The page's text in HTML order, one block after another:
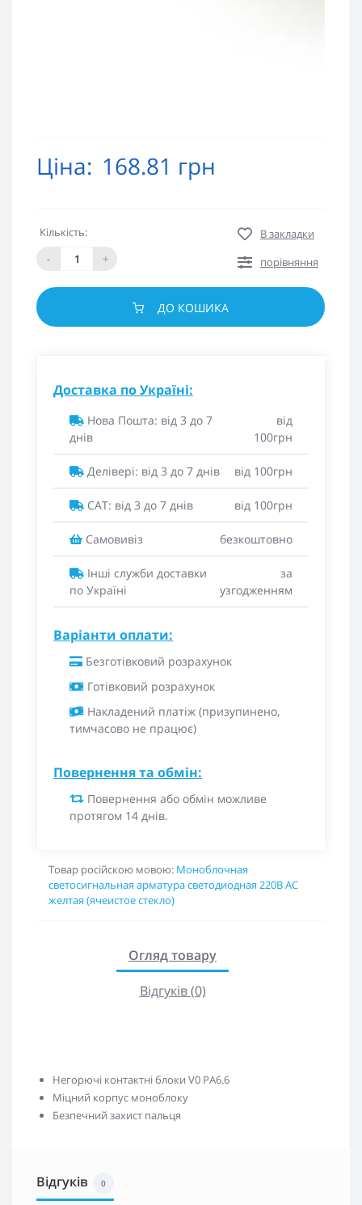
Ціна: 168.81 грн
Кількість:
-
+
В закладки
порівняння
ДО КОШИКА
Доставка по Україні:
Нова Пошта: від 3 до 7
днів
від
100грн
Делівері: від 3 до 7 днів від 100грн
САТ: від 3 до 7 днів від 100грн
Самовивіз безкоштовно
Інші служби доставки
по Україні
за
узгодженням
Варіанти оплати:
Безготівковий розрахунок
Готівковий розрахунок
Накладений платіж (призупинено,
тимчасово не працює)
Повернення та обмін:
Повернення або обмін можливе
протягом 14 днів.
Товар російскою мовою: Моноблочная
светосигнальная арматура светодиодная 220В АС
желтая (ячеистое стекло)
Огляд товару
Відгуків (0)
Негорючі контактні блоки V0 PA6.6
Міцний корпус моноблоку
Безпечний захист пальця
Відгуків 0